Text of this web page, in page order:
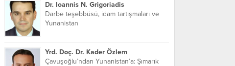
Dr. Ioannis N. Grigoriadis
Darbe teşebbüsü, idam tartışmaları ve
Yunanistan
Yrd. Doç. Dr. Kader Özlem
Çavuşoğlu’ndan Yunanistan’a: Şımarık